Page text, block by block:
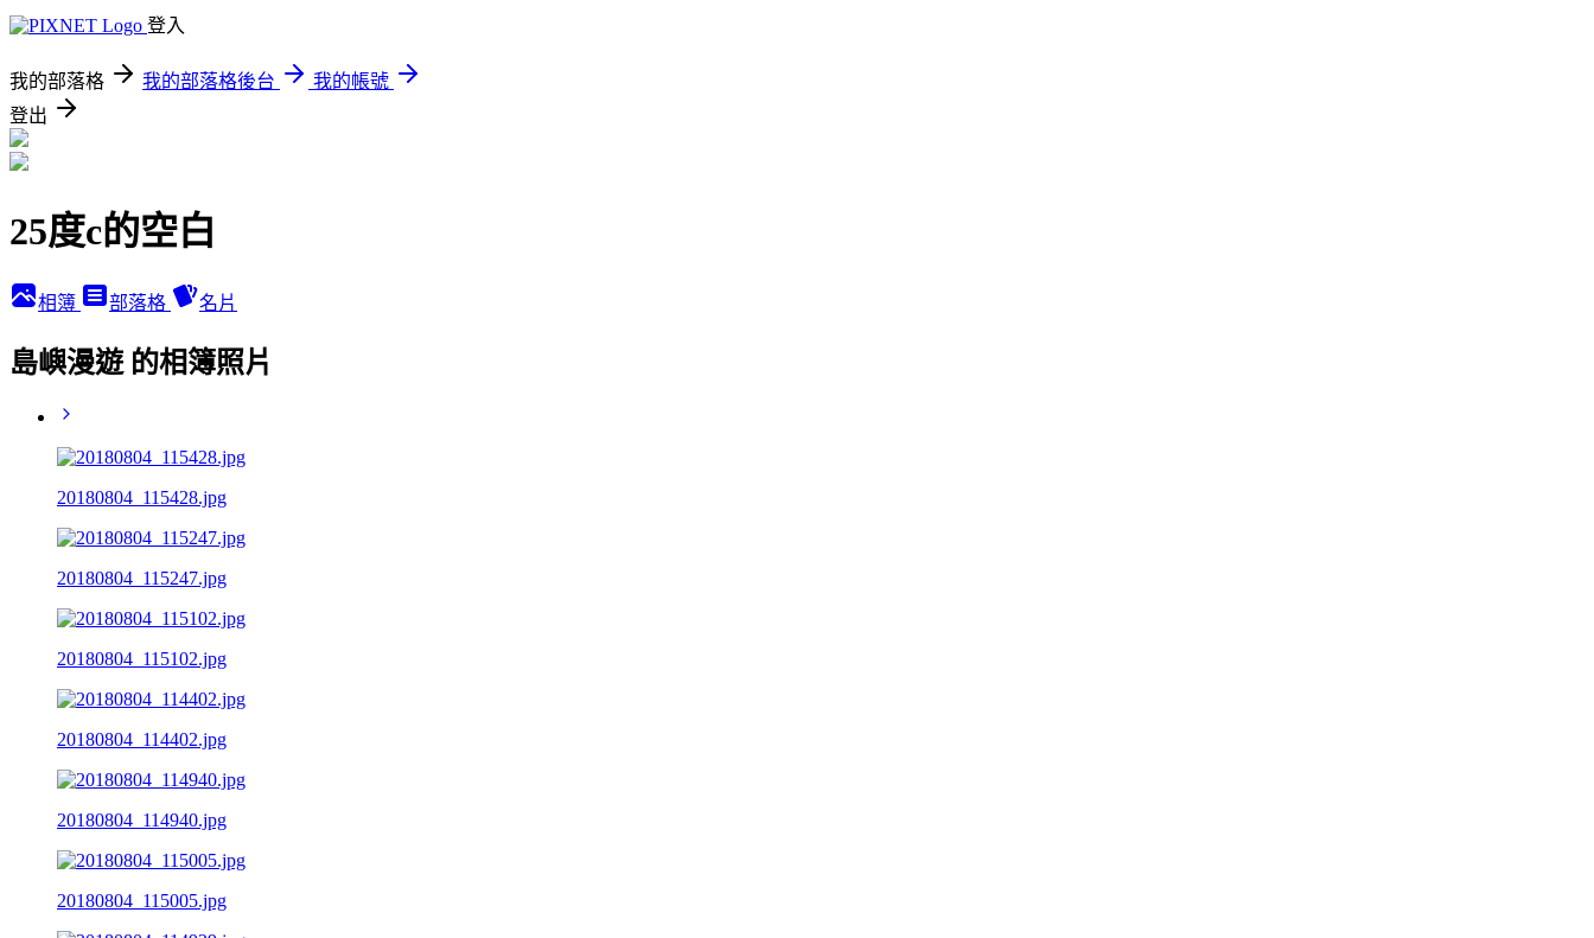
登入
我的部落格 我的部落格後台
我的帳號
登出
25度c的空白
相簿 部落格 名片
島嶼漫遊 的相簿照片
20180804_115428.jpg
20180804_115247.jpg
20180804_115102.jpg
20180804_114402.jpg
20180804_114940.jpg
20180804_115005.jpg